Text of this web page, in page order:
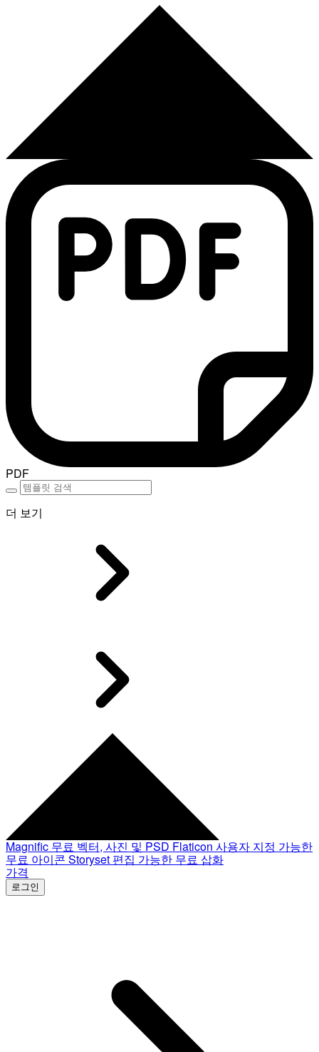
PDF
더 보기
Magnific 무료 벡터, 사진 및 PSD Flaticon 사용자 지정 가능한
무료 아이콘 Storyset 편집 가능한 무료 삽화
가격
로그인